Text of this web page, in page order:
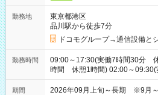
勤務地
東京都港区
品川駅から徒歩7分
ドコモグループ→通信設備と
勤務時間
09:00～17:30(実働7時間30分
時間 休憩1時間) 02:00～
日勤は就業時間1/夜勤は就業時
期間 2026年09月上旬～長期 ※9月～